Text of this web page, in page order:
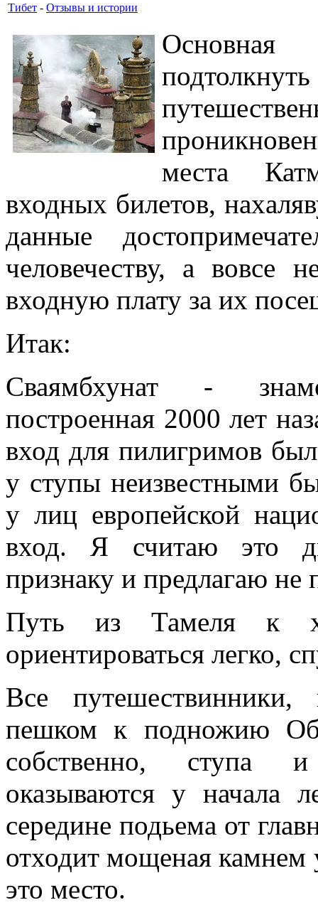
Тибет - Отзывы и истории
места
входных билетов,
данные
человечеству, а вовсе
входную плату за их
Итак:
Сваямбхунат -
построенная 2000 лет
вход для пилигримов
у ступы неизвестными
у лиц европейской
вход. Я считаю это
признаку и предлагаю не
Путь из Тамеля к
ориентироваться легко,
Все
пешком к подножию
собственно, ступа и
оказываются у начала
середине подьема от
отходит мощеная камнем
это место.